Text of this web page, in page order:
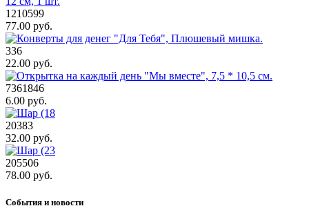
1210599
77.00 руб.
336
22.00 руб.
7361846
6.00 руб.
20383
32.00 руб.
205506
78.00 руб.
События и новости